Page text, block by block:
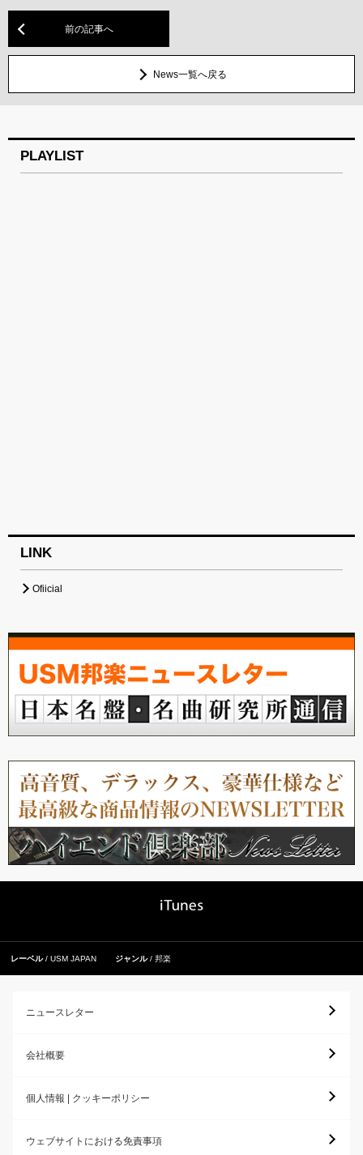
前の記事へ
News一覧へ戻る
PLAYLIST
LINK
Ofiicial
レーベル USM JAPAN ジャンル 邦楽
ニュースレター
会社概要
個人情報 | クッキーポリシー
ウェブサイトにおける免責事項